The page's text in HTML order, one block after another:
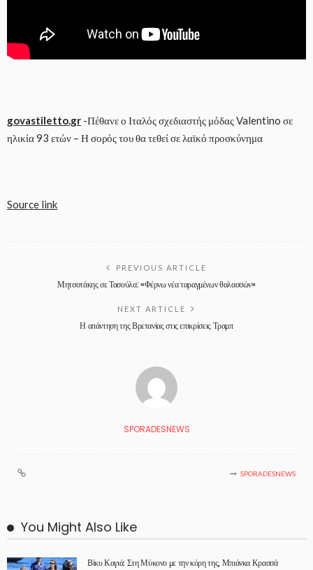
govastiletto.gr -Πέθανε ο Ιταλός σχεδιαστής μόδας Valentino σε
ηλικία 93 ετών – Η σορός του θα τεθεί σε λαϊκό προσκύνημα
Source link
PREVIOUS ARTICLE
Μητσοτάκης σε Τασούλα: «Φέρνω νέα ταραγμένων θαλασσών»
NEXT ARTICLE
Η απάντηση της Βρετανίας στις επικρίσεις Τραμπ
SPORADESNEWS
SPORADESNEWS
You Might Also Like
Βίκυ Καγιά: Στη Μύκονο με την κόρη της, Μπιάνκα Κρασσά